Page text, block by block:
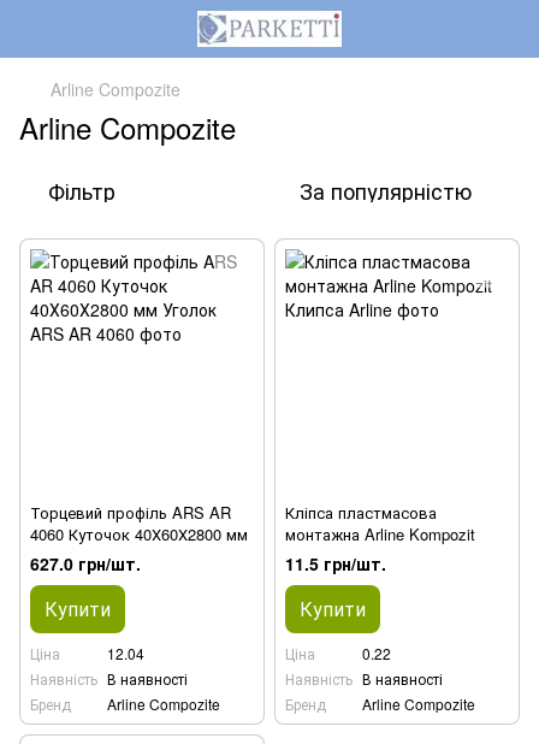
Arline Compozite
Arline Compozite
Фільтр За популярністю
Торцевий профіль ARS AR
4060 Куточок 40Х60Х2800 мм
627.0 грн/шт.
Купити
Ціна
12.04
Наявність В наявності
Бренд
Arline Compozite
Кліпса пластмасова
монтажна Arline Kompozit
11.5 грн/шт.
Купити
Ціна
0.22
Наявність В наявності
Бренд
Arline Compozite